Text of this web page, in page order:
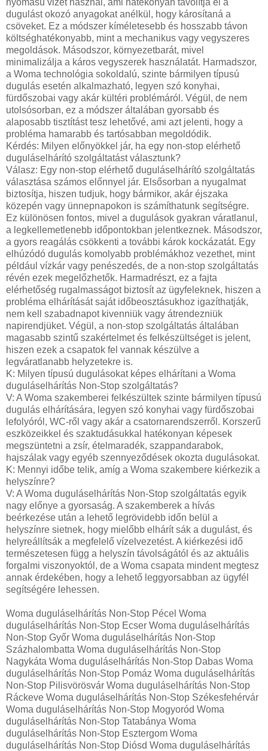
dugulást okozó anyagokat anélkül, hogy károsítaná a
csöveket. Ez a módszer kíméletesebb és hosszabb távon
költséghatékonyabb, mint a mechanikus vagy vegyszeres
megoldások. Másodszor, környezetbarát, mivel
minimalizálja a káros vegyszerek használatát. Harmadszor,
a Woma technológia sokoldalú, szinte bármilyen típusú
dugulás esetén alkalmazható, legyen szó konyhai,
fürdőszobai vagy akár kültéri problémáról. Végül, de nem
utolsósorban, ez a módszer általában gyorsabb és
alaposabb tisztítást tesz lehetővé, ami azt jelenti, hogy a
probléma hamarabb és tartósabban megoldódik.
Kérdés: Milyen előnyökkel jár, ha egy non-stop elérhető
duguláselhárító szolgáltatást választunk?
Válasz: Egy non-stop elérhető duguláselhárító szolgáltatás
választása számos előnnyel jár. Elsősorban a nyugalmat
biztosítja, hiszen tudjuk, hogy bármikor, akár éjszaka
közepén vagy ünnepnapokon is számíthatunk segítségre.
Ez különösen fontos, mivel a dugulások gyakran váratlanul,
a legkellemetlenebb időpontokban jelentkeznek. Másodszor,
a gyors reagálás csökkenti a további károk kockázatát. Egy
elhúzódó dugulás komolyabb problémákhoz vezethet, mint
például vízkár vagy penészedés, de a non-stop szolgáltatás
révén ezek megelőzhetők. Harmadrészt, ez a fajta
elérhetőség rugalmasságot biztosít az ügyfeleknek, hiszen a
probléma elhárítását saját időbeosztásukhoz igazíthatják,
nem kell szabadnapot kivenniük vagy átrendezniük
napirendjüket. Végül, a non-stop szolgáltatás általában
magasabb szintű szakértelmet és felkészültséget is jelent,
hiszen ezek a csapatok fel vannak készülve a
legváratlanabb helyzetekre is.
K: Milyen típusú dugulásokat képes elhárítani a Woma
duguláselhárítás Non-Stop szolgáltatás?
V: A Woma szakemberei felkészültek szinte bármilyen típusú
dugulás elhárítására, legyen szó konyhai vagy fürdőszobai
lefolyóról, WC-ről vagy akár a csatornarendszerről. Korszerű
eszközeikkel és szaktudásukkal hatékonyan képesek
megszüntetni a zsír, ételmaradék, szappandarabok,
hajszálak vagy egyéb szennyeződések okozta dugulásokat.
K: Mennyi időbe telik, amíg a Woma szakembere kiérkezik a
helyszínre?
V: A Woma duguláselhárítás Non-Stop szolgáltatás egyik
nagy előnye a gyorsaság. A szakemberek a hívás
beérkezése után a lehető legrövidebb időn belül a
helyszínre sietnek, hogy mielőbb elhárít sák a dugulást, és
helyreállítsák a megfelelő vízelvezetést. A kiérkezési idő
természetesen függ a helyszín távolságától és az aktuális
forgalmi viszonyoktól, de a Woma csapata mindent megtesz
annak érdekében, hogy a lehető leggyorsabban az ügyfél
segítségére lehessen.
Woma duguláselhárítás Non-Stop Pécel Woma
duguláselhárítás Non-Stop Ecser Woma duguláselhárítás
Non-Stop Győr Woma duguláselhárítás Non-Stop
Százhalombatta Woma duguláselhárítás Non-Stop
Nagykáta Woma duguláselhárítás Non-Stop Dabas Woma
duguláselhárítás Non-Stop Pomáz Woma duguláselhárítás
Non-Stop Pilisvörösvár Woma duguláselhárítás Non-Stop
Ráckeve Woma duguláselhárítás Non-Stop Székesfehérvár
Woma duguláselhárítás Non-Stop Mogyoród Woma
duguláselhárítás Non-Stop Tatabánya Woma
duguláselhárítás Non-Stop Esztergom Woma
duguláselhárítás Non-Stop Diósd Woma duguláselhárítás